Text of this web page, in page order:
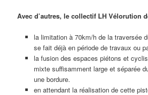
Avec d’autres, le collectif LH Vélorution
la limitation à 70km/h de la traversée
se fait déjà en période de travaux ou
la fusion des espaces piétons et
mixte suffisamment large et séparée
une bordure.
en attendant la réalisation de cette